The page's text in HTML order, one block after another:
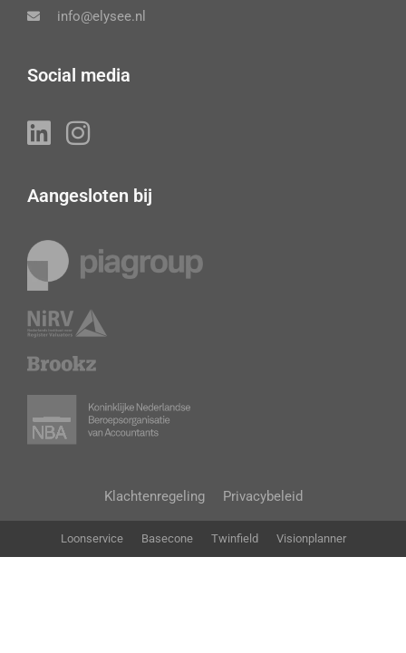
info@elysee.nl
Social media
Aangesloten bij
Klachtenregeling Privacybeleid
Loonservice Basecone Twinfield Visionplanner